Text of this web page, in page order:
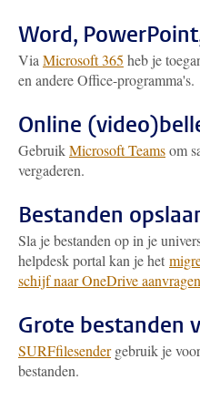
Word,
Via Microsoft 365 heb je
en andere Office-programma's.
Online
GebruikMicrosoft Teamsom
vergaderen.
Bestanden
Sla je bestanden op in je
helpdesk portal kan je het
schijf naar OneDrive aanvragen
Grote bestanden
SURFfilesendergebruik je
bestanden.